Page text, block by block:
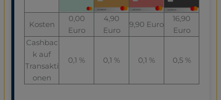
Kosten
0,00
Euro
4,90
Euro
9,90 Euro
16,90
Euro
Cashbac
k auf
Transakti
onen
0,1 % 0,1 % 0,1 % 0,5 %